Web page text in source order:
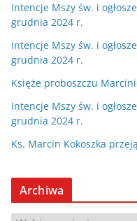
Intencje Mszy św. i
grudnia 2024 r.
Intencje Mszy św. i
grudnia 2024 r.
Księże proboszczu
Intencje Mszy św. i
grudnia 2024 r.
Ks. Marcin Kokoszka
Archiwa